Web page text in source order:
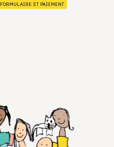
FORMULAIRE ET PAIEMENT